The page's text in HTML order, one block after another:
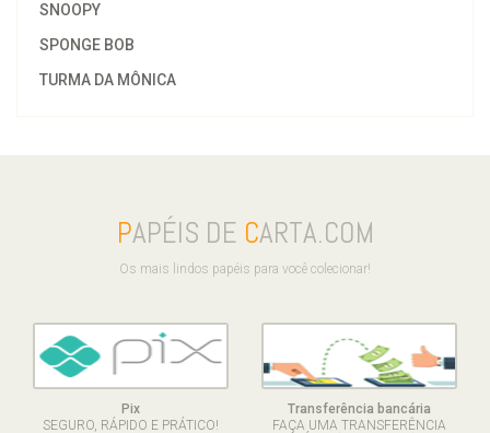
SNOOPY
SPONGE BOB
TURMA DA MÔNICA
PAPÉIS DE CARTA.COM
Os mais lindos papéis para você colecionar!
Pix
SEGURO, RÁPIDO E PRÁTICO!
Transferência bancária
FAÇA UMA TRANSFERÊNCIA